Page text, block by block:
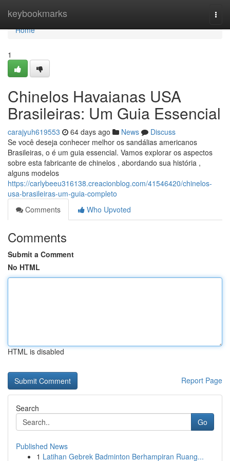
keybookmarks
Home
Home
1
Chinelos Havaianas USA
Brasileiras: Um Guia Essencial
carajyuh619553 64 days ago News
Discuss
Se você deseja conhecer melhor os sandálias americanos
Brasileiras, o é um guia essencial. Vamos explorar os aspectos
sobre esta fabricante de chinelos , abordando sua história ,
alguns modelos
https://carlybeeu316138.creacionblog.com/41546420/chinelos-
usa-brasileiras-um-guia-completo
Comments
Who Upvoted
Comments
Submit a Comment
No HTML
HTML is disabled
Report Page
Search
Go
Published News
1 Latihan Gebrek Badminton Berhampiran Ruang...